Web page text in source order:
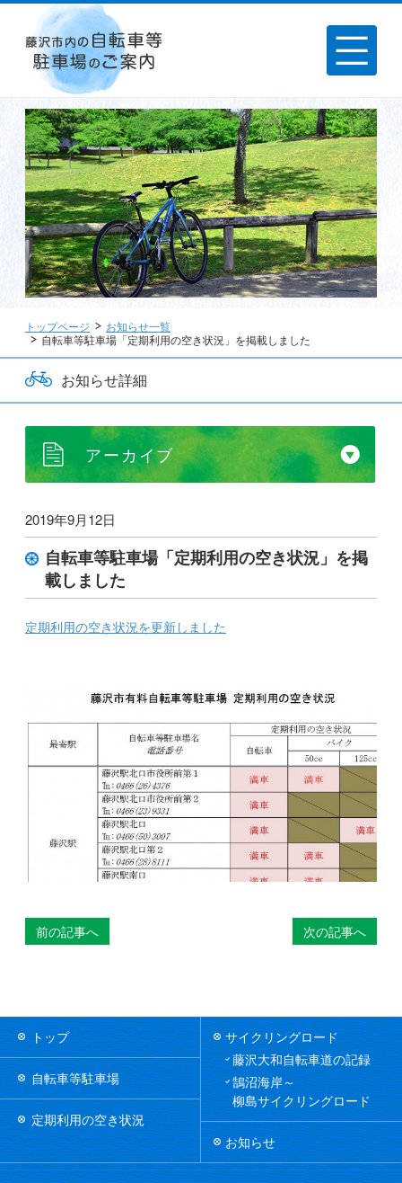
トップページ
お知らせ一覧
自転車等駐車場「定期利用の空き状況」を掲載しました
お知らせ詳細
アーカイブ
2019年9月12日
自転車等駐車場「定期利用の空き状況」を掲
載しました
定期利用の空き状況を更新しました
前の記事へ 次の記事へ
トップ
自転車等駐車場
定期利用の空き状況
サイクリングロード
藤沢大和自転車道の記録
鵠沼海岸～
柳島サイクリングロード
お知らせ